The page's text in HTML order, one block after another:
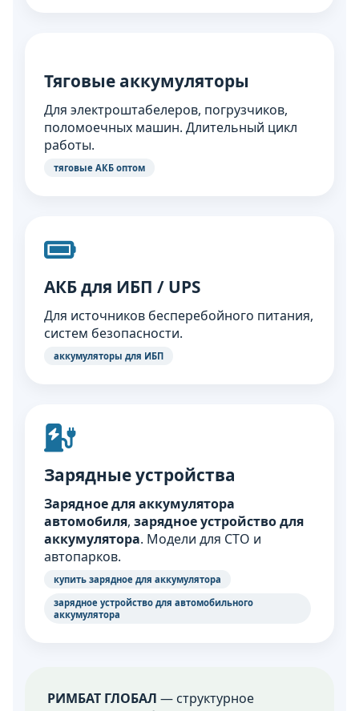
Тяговые аккумуляторы
Для электроштабелеров, погрузчиков,
поломоечных машин. Длительный цикл
работы.
тяговые АКБ оптом
АКБ для ИБП / UPS
Для источников бесперебойного питания,
систем безопасности.
аккумуляторы для ИБП
Зарядные устройства
Зарядное для аккумулятора
автомобиля, зарядное устройство для
аккумулятора. Модели для СТО и
автопарков.
купить зарядное для аккумулятора
зарядное устройство для автомобильного
аккумулятора
РИМБАТ ГЛОБАЛ — структурное